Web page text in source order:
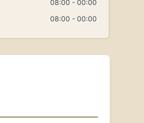
08:00 - 00:00
08:00 - 00:00